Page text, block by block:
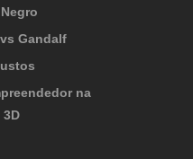
Gandalf
na
3D